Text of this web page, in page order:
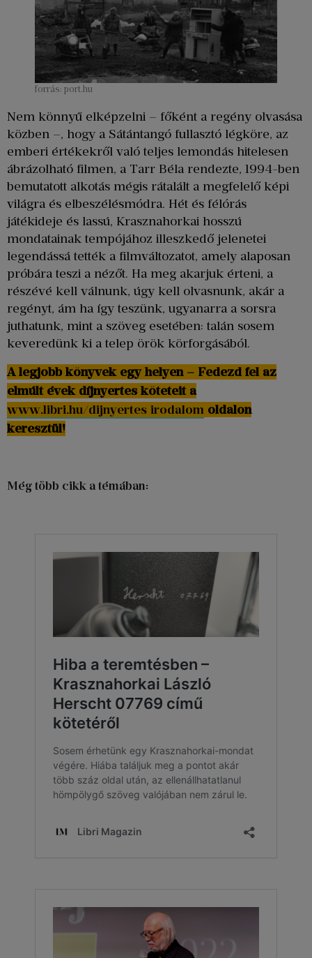
forrás: port.hu
Nem könnyű elképzelni – főként a regény olvasása
közben –, hogy a Sátántangó fullasztó légköre, az
emberi értékekről való teljes lemondás hitelesen
ábrázolható filmen, a Tarr Béla rendezte, 1994-ben
bemutatott alkotás mégis rátalált a megfelelő képi
világra és elbeszélésmódra. Hét és félórás
játékideje és lassú, Krasznahorkai hosszú
mondatainak tempójához illeszkedő jelenetei
legendássá tették a filmváltozatot, amely alaposan
próbára teszi a nézőt. Ha meg akarjuk érteni, a
részévé kell válnunk, úgy kell olvasnunk, akár a
regényt, ám ha így teszünk, ugyanarra a sorsra
juthatunk, mint a szöveg esetében: talán sosem
keveredünk ki a telep örök körforgásából.
A legjobb könyvek egy helyen – Fedezd fel az
elmúlt évek díjnyertes köteteit a
www.libri.hu/dijnyertes irodalom oldalon
keresztül!
Még több cikk a témában: